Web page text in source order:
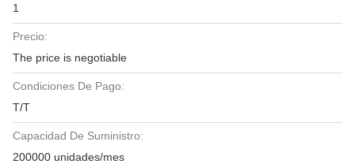
1
Precio:
The price is negotiable
Condiciones De Pago:
T/T
Capacidad De Suministro:
200000 unidades/mes